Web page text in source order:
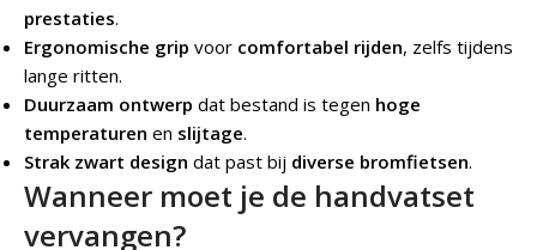
prestaties.
Ergonomische grip voor comfortabel rijden, zelfs tijdens
lange ritten.
Duurzaam ontwerp dat bestand is tegen hoge
temperaturen en slijtage.
Strak zwart design dat past bij diverse bromfietsen.
Wanneer moet je de handvatset
vervangen?